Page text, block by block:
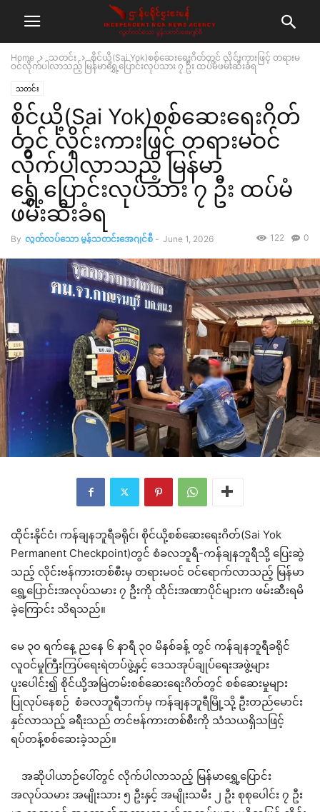
Home သတင်း
စိုင်ယို့(Sai Yok)စစ်ဆေးရေးဂိတ်တွင် လိုင်းကားဖြင့် တရားမ
ဝင်လိုက်ပါလာသည့် မြန်မာရွှေ့ပြောင်းလုပ်သား ၇ ဦး ထပ်မံဖမ်းဆီးခံရ
သတင်း
စိုင်ယို့(Sai Yok)စစ်ဆေးရေးဂိတ်
တွင် လိုင်းကားဖြင့် တရားမဝင်
လိုက်ပါလာသည့် မြန်မာ
ရွှေ့ပြောင်းလုပ်သား ၇ ဦး ထပ်မံ
ဖမ်းဆီးခံရ
By လွတ်လပ်သော မွန်သတင်းအေဂျင်စီ - June 1, 2026 0
122
ထိုင်းနိုင်ငံ၊ ကန်ချနဘူရီခရိုင်၊ စိုင်ယို့စစ်ဆေးရေးဂိတ်(Sai Yok
Permanent Checkpoint)တွင် စံခလဘူရီ-ကန်ချနဘူရီသို့ ပြေးဆွဲ
သည့် လိုင်းဗန်ကားတစ်စီးမှ တရားမဝင် ဝင်ရောက်လာသည့် မြန်မာ
ရွှေ့ပြောင်းအလုပ်သမား ၇ ဦးကို ထိုင်းအဏာပိုင်များက ဖမ်းဆီးရမိ
ခဲ့ကြောင်း သိရသည်။
မေ ၃၀ ရက်နေ့ ညနေ ၆ နာရီ ၃၀ မိနစ်ခန့် တွင် ကန်ချနဘူရီခရိုင်
လူဝင်မှုကြီးကြပ်ရေးရဲတပ်ဖွဲ့နှင့် ဒေသအုပ်ချုပ်ရေးအဖွဲ့များ
ပူးပေါင်း၍ စိုင်ယို့အမြဲတမ်းစစ်ဆေးရေးဂိတ်တွင် စစ်ဆေးမှုများ
ပြုလုပ်နေစဉ် စံခလဘူရီဘက်မှ ကန်ချနဘူရီမြို့သို့ ဦးတည်မောင်း
နှင်လာသည့် ခရီးသည် တင်ဗန်ကားတစ်စီးကို သံသယရှိသဖြင့်
ရပ်တန့်စစ်ဆေးခဲ့သည်။
အဆိုပါယာဉ်ပေါ်တွင် လိုက်ပါလာသည့် မြန်မာရွှေ့ပြောင်း
အလုပ်သမား အမျိုးသား ၅ ဦးနှင့် အမျိုးသမီး ၂ ဦး စုစုပေါင်း ၇ ဦး